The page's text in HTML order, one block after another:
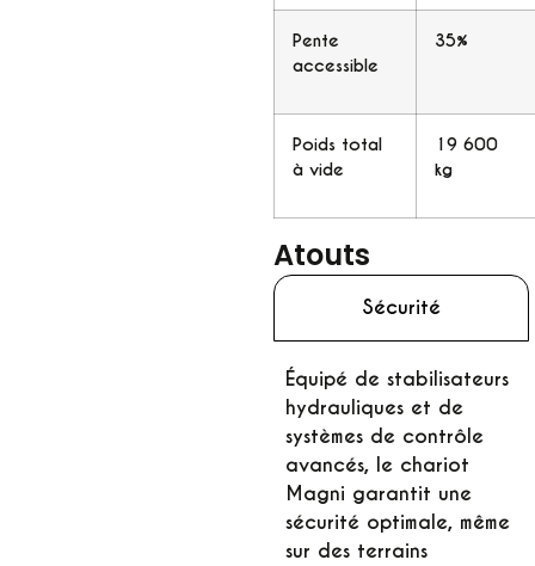
Pente
accessible
35%
Poids total
à vide
19 600
kg
Atouts
Sécurité
Équipé de stabilisateurs
hydrauliques et de
systèmes de contrôle
avancés, le chariot
Magni garantit une
sécurité optimale, même
sur des terrains